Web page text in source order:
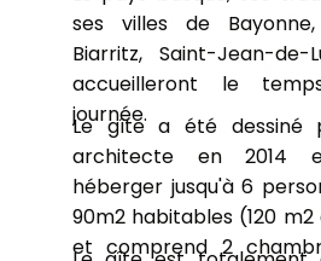
ses villes de
Biarritz, Saint-Jean-de-
accueilleront le
journée.
Le gîte a été dessiné
architecte en 2014
héberger jusqu'à 6
90m2 habitables (120 m2
et comprend 2